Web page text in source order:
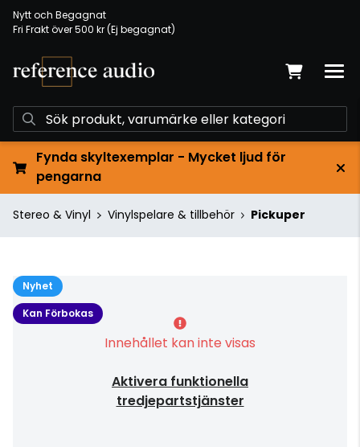
Nytt och Begagnat
Fri Frakt över 500 kr (Ej begagnat)
Fynda skyltexemplar - Mycket ljud för
pengarna
Stereo & Vinyl Vinylspelare & tillbehör Pickuper
Nyhet
Kan Förbokas
Innehållet kan inte visas
Aktivera funktionella
tredjepartstjänster